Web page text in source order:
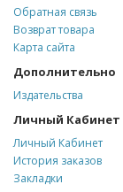
Обратная связь
Возврат товара
Карта сайта
Дополнительно
Издательства
Личный Кабинет
Личный Кабинет
История заказов
Закладки